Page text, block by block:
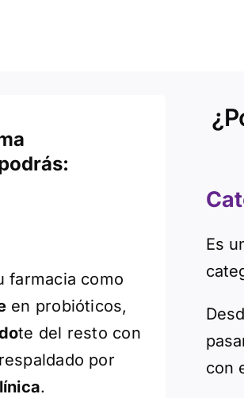
farmacia como
en probióticos,
te del resto con
por
.
Es
con